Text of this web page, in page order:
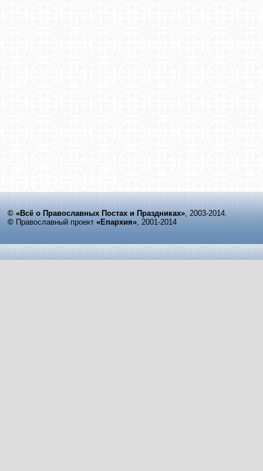
© «Всё о Православных Постах и Праздниках», 2003-2014.
© Православный проект «Епархия», 2001-2014